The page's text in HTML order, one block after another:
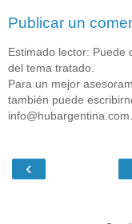
Publicar un
Estimado lector: Puede
del tema tratado.
Para un mejor
también puede
‹